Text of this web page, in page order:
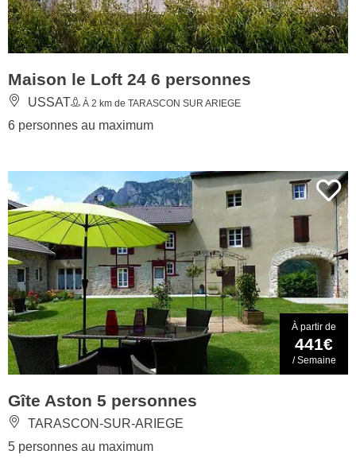
Maison le Loft 24 6 personnes
USSAT À 2 km de TARASCON SUR ARIEGE
6 personnes au maximum
À partir de
441€
/ Semaine
Gîte Aston 5 personnes
TARASCON-SUR-ARIEGE
5 personnes au maximum